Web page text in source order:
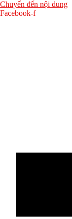
Chuyển đến nội dung
Facebook-f